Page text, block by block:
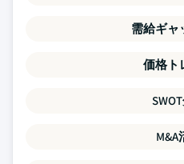
需給ギャ
価格ト
M&A